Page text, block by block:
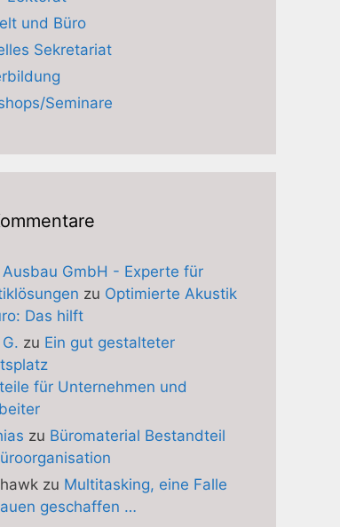
und Büro
Sekretariat
Seminare
Ausbau GmbH - Experte für
zu Optimierte Akustik
Das hilft
zu Ein gut gestalteter
für Unternehmen und
zu Büromaterial Bestandteil
zu Multitasking, eine Falle
geschaffen …